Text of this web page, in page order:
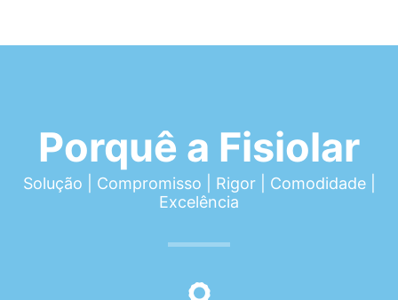
Porquê a Fisiolar
Solução | Compromisso | Rigor | Comodidade |
Excelência